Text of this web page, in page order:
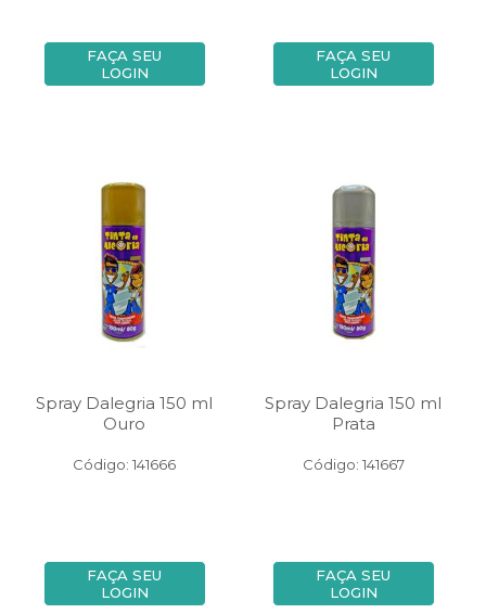
FAÇA SEU
LOGIN
FAÇA SEU
LOGIN
Spray Dalegria 150 ml
Ouro
Código: 141666
FAÇA SEU
LOGIN
Spray Dalegria 150 ml
Prata
Código: 141667
FAÇA SEU
LOGIN